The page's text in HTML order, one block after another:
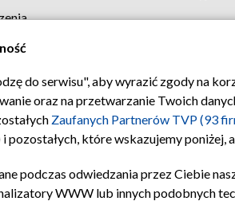
Regulamin TVP Polityka
do serwisu", aby wyrazić zgody na
oraz na przetwarzanie Twoich
Zaufanych Partnerów TVP (93
pozostałych, które wskazujemy
podczas odwiedzania przez Ciebie
WWW lub innych podobnych